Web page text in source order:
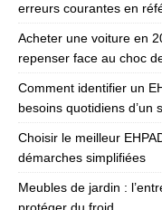
erreurs courantes en
Acheter une voiture en
repenser face au choc
Comment identifier un
besoins quotidiens d’un
Choisir le meilleur
démarches simplifiées
Meubles de jardin :